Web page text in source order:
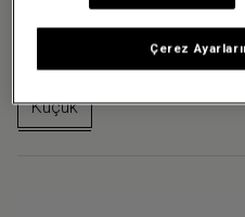
Beden:H 51 x W 32,5 x D 24 cm |
Küçük
Çerez